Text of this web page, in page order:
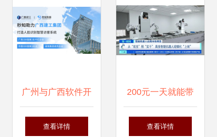
松访谈
广州与广西软件开
发 秒知科技的差异
查看详情
200元一天就能带
个机器人回家，具
查看详情